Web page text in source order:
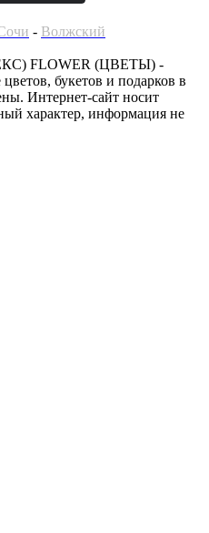
- Волжский
FLOWER (ЦВЕТЫ) -
букетов и подарков в
Интернет-сайт носит
характер, информация не